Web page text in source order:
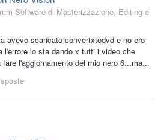
Software di Masterizzazione, Editing e
avevo scaricato convertxtodvd e no ero
l'errore lo sta dando x tutti i video che
l'aggiornamento del mio nero 6...ma...